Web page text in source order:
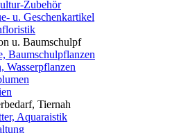
Zubehör
u. Geschenkartikel
u. Baumschulpf
Baumschulpflanzen
Wasserpflanzen
Tiernah
Aquaraistik